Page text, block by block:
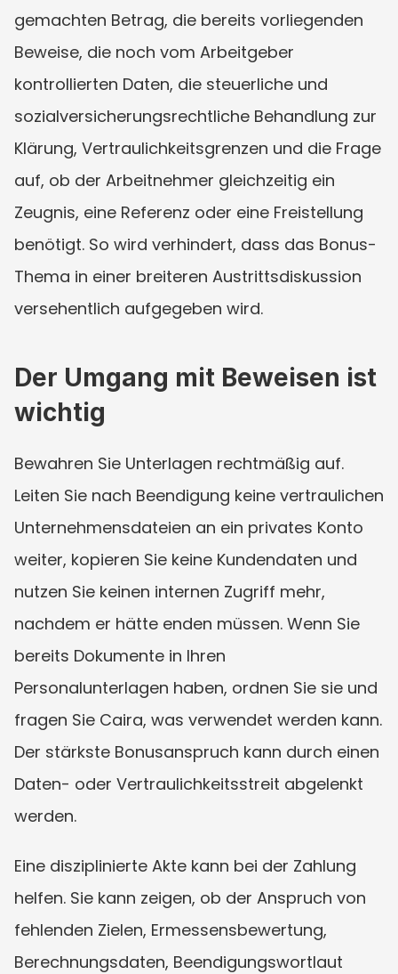
gemachten Betrag, die bereits vorliegenden
Beweise, die noch vom Arbeitgeber
kontrollierten Daten, die steuerliche und
sozialversicherungsrechtliche Behandlung zur
Klärung, Vertraulichkeitsgrenzen und die Frage
auf, ob der Arbeitnehmer gleichzeitig ein
Zeugnis, eine Referenz oder eine Freistellung
benötigt. So wird verhindert, dass das Bonus-
Thema in einer breiteren Austrittsdiskussion
versehentlich aufgegeben wird.
Der Umgang mit Beweisen ist
wichtig
Bewahren Sie Unterlagen rechtmäßig auf.
Leiten Sie nach Beendigung keine vertraulichen
Unternehmensdateien an ein privates Konto
weiter, kopieren Sie keine Kundendaten und
nutzen Sie keinen internen Zugriff mehr,
nachdem er hätte enden müssen. Wenn Sie
bereits Dokumente in Ihren
Personalunterlagen haben, ordnen Sie sie und
fragen Sie Caira, was verwendet werden kann.
Der stärkste Bonusanspruch kann durch einen
Daten- oder Vertraulichkeitsstreit abgelenkt
werden.
Eine disziplinierte Akte kann bei der Zahlung
helfen. Sie kann zeigen, ob der Anspruch von
fehlenden Zielen, Ermessensbewertung,
Berechnungsdaten, Beendigungswortlaut